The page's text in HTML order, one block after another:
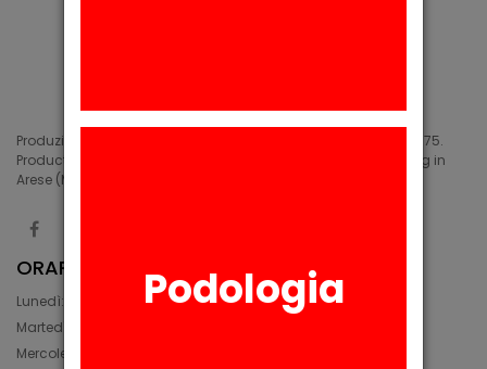
Produzione di siliconi medicali e industriali in Arese (MI) dal 1975.
Production of medical and industrial silicones. Manufacturing in
Arese (MI) since 1975.
ORARIO
Lunedì: 08:30 - 12:30, 14:00 - 17:45
Martedì: 08:30 - 12:30, 14:00 - 17:00
Mercoledì: 08:30 - 12:30, 14:00 - 17:00
Podologia